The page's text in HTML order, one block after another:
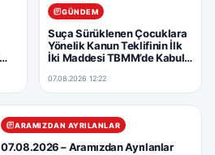
GÜNDEM
Suça Sürüklenen Çocuklara
Yönelik Kanun Teklifinin İlk
İki Maddesi TBMM’de Kabul
07.08.2026 12:22
ARAMIZDAN AYRILANLAR
07.08.2026 – Aramızdan Ayrılanlar